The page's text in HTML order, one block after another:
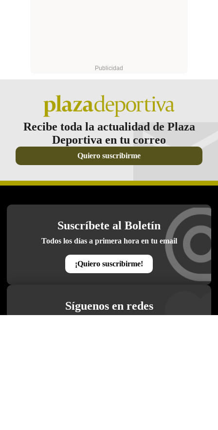
Recibe toda la actualidad de Plaza
Deportiva en tu correo
Quiero suscribirme
Suscríbete al Boletín
Todos los días a primera hora en tu email
¡Quiero suscribirme!
Síguenos en redes